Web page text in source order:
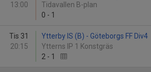
13:00
Tidavallen B-plan
0 - 1
Tis 31
20:15
Ytterby IS (B) - Göteborgs FF Div4
Ytterns IP 1 Konstgräs
2 - 1